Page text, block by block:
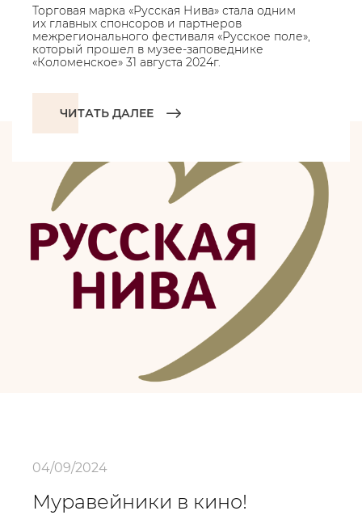
Торговая марка «Русская Нива» стала одним
их главных спонсоров и партнеров
межрегионального фестиваля «Русское поле»,
который прошел в музее-заповеднике
«Коломенское» 31 августа 2024г.
ЧИТАТЬ ДАЛЕЕ
04/09/2024
Муравейники в кино!